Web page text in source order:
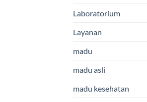
Laboratorium
Layanan
madu
madu asli
madu kesehatan